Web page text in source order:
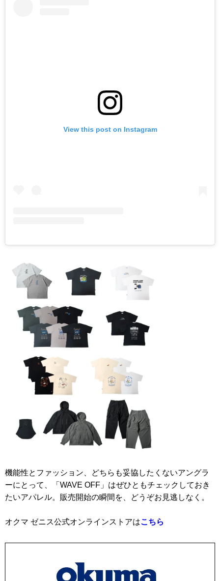
View this post on Instagram
機能性とファッション、どちらも妥協したくないアングラ
ーにとって、「WAVE OFF」はぜひともチェックしておき
たいアパレル。販売開始の瞬間を、どうぞお見逃しなく。
オクマ ゼニス公式オンラインストアはこちら